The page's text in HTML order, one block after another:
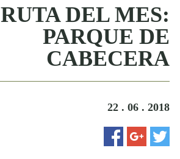
RUTA DEL MES:
PARQUE DE
CABECERA
22 . 06 . 2018